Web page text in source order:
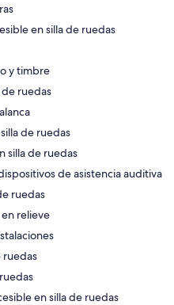
en silla de ruedas
y timbre
de ruedas
de ruedas
silla de ruedas
de asistencia auditiva
ruedas
relieve
ruedas
en silla de ruedas